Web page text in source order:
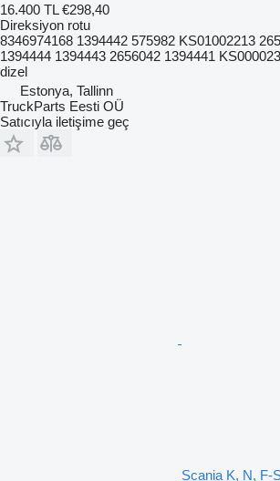
16.400 TL €298,40
Direksiyon rotu
8346974168 1394442 575982 KS01002213
1394444 1394443 2656042 1394441
dizel
Estonya, Tallinn
TruckParts Eesti OÜ
Satıcıyla iletişime geç
Scania K, N, F-